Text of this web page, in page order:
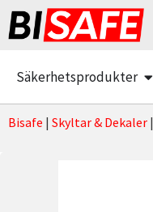
Säkerhetsprodukter
Bisafe | Skyltar & Dekaler |